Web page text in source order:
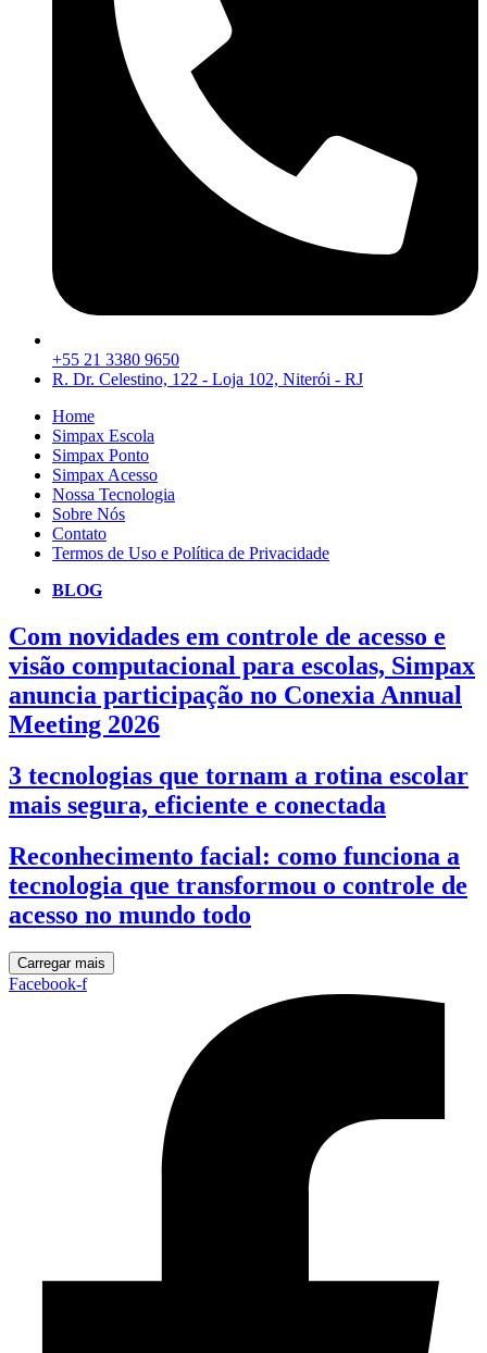
+55 21 3380 9650
R. Dr. Celestino, 122 - Loja 102, Niterói - RJ
Home
Simpax Escola
Simpax Ponto
Simpax Acesso
Nossa Tecnologia
Sobre Nós
Contato
Termos de Uso e Política de Privacidade
BLOG
Com novidades em controle de acesso e
visão computacional para escolas, Simpax
anuncia participação no Conexia Annual
Meeting 2026
3 tecnologias que tornam a rotina escolar
mais segura, eficiente e conectada
Reconhecimento facial: como funciona a
tecnologia que transformou o controle de
acesso no mundo todo
Carregar mais
Facebook-f